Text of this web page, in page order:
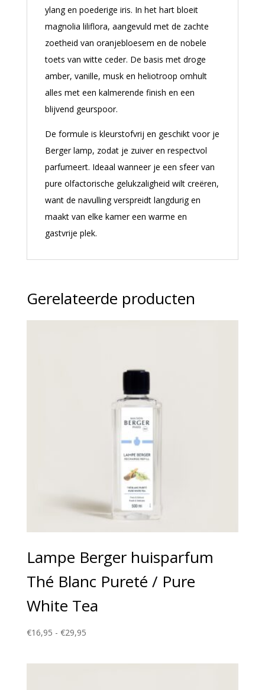
ylang en poederige iris. In het hart bloeit
magnolia liliflora, aangevuld met de zachte
zoetheid van oranjebloesem en de nobele
toets van witte ceder. De basis met droge
amber, vanille, musk en heliotroop omhult
alles met een kalmerende finish en een
blijvend geurspoor.
De formule is kleurstofvrij en geschikt voor je
Berger lamp, zodat je zuiver en respectvol
parfumeert. Ideaal wanneer je een sfeer van
pure olfactorische gelukzaligheid wilt creëren,
want de navulling verspreidt langdurig en
maakt van elke kamer een warme en
gastvrije plek.
Gerelateerde producten
Lampe Berger huisparfum
Thé Blanc Pureté / Pure
White Tea
€16,95 - €29,95Prijsklasse: